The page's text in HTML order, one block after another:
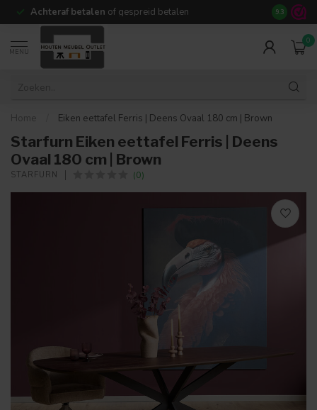
Achteraf betalen of gespreid betalen 14 dagen
9.3
MENU
0
Home Eiken eettafel Ferris | Deens Ovaal 180 cm | Brown
Starfurn Eiken eettafel Ferris | Deens
Ovaal 180 cm | Brown
STARFURN (0)